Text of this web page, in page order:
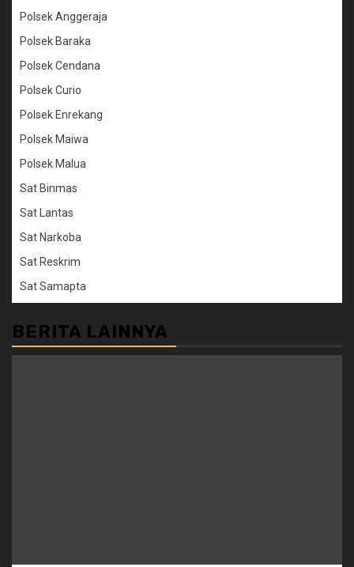
Polsek Anggeraja
Polsek Baraka
Polsek Cendana
Polsek Curio
Polsek Enrekang
Polsek Maiwa
Polsek Malua
Sat Binmas
Sat Lantas
Sat Narkoba
Sat Reskrim
Sat Samapta
BERITA LAINNYA